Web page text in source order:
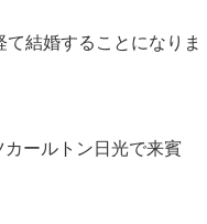
結婚することになりま
ールトン日光で来賓